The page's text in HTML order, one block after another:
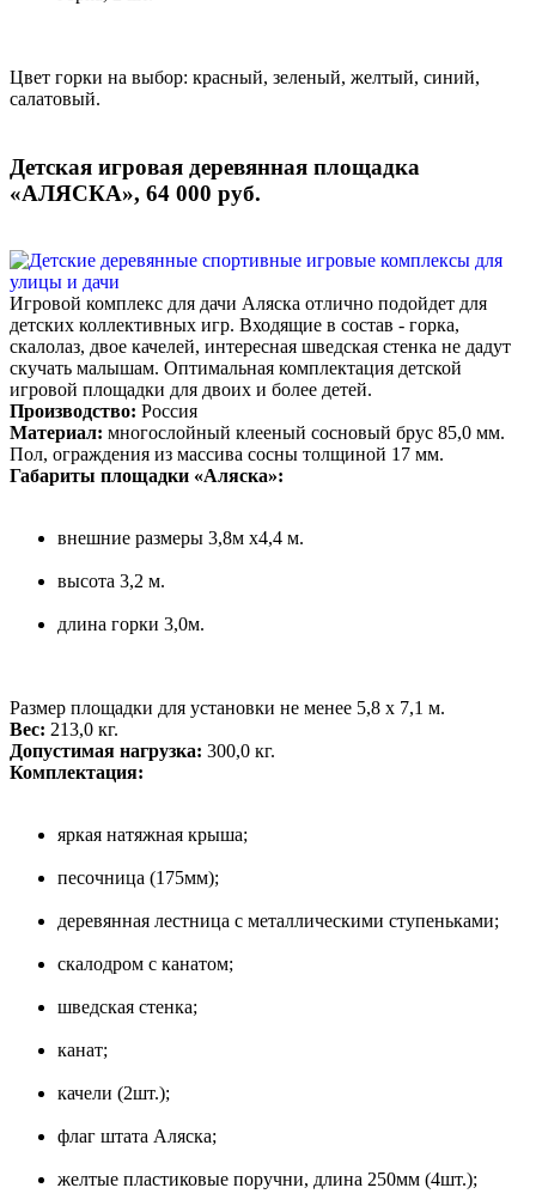
Цвет горки на выбор: красный, зеленый, желтый, синий,
салатовый.
Детская игровая деревянная площадка
«АЛЯСКА», 64 000 руб.
Игровой комплекс для дачи Аляска отлично подойдет для
детских коллективных игр. Входящие в состав - горка,
скалолаз, двое качелей, интересная шведская стенка не дадут
скучать малышам. Оптимальная комплектация детской
игровой площадки для двоих и более детей.
Производство: Россия
Материал: многослойный клееный сосновый брус 85,0 мм.
Пол, ограждения из массива сосны толщиной 17 мм.
Габариты площадки «Аляска»:
внешние размеры 3,8м х4,4 м.
высота 3,2 м.
длина горки 3,0м.
Размер площадки для установки не менее 5,8 х 7,1 м.
Вес: 213,0 кг.
Допустимая нагрузка: 300,0 кг.
Комплектация:
яркая натяжная крыша;
песочница (175мм);
деревянная лестница с металлическими ступеньками;
скалодром с канатом;
шведская стенка;
канат;
качели (2шт.);
флаг штата Аляска;
желтые пластиковые поручни, длина 250мм (4шт.);